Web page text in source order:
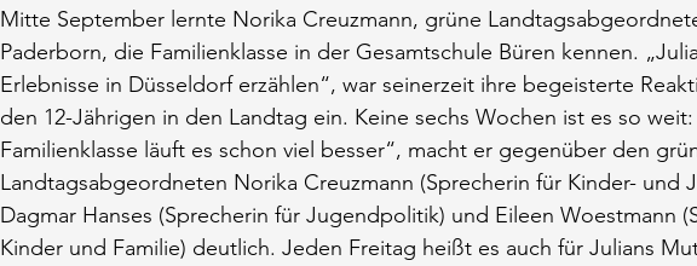
Mitte September lernte Norika Creuzmann, grüne
Paderborn, die Familienklasse in der Gesamtschule Büren kennen.
Erlebnisse in Düsseldorf erzählen“, war seinerzeit ihre begeisterte
den 12-Jährigen in den Landtag ein. Keine sechs Wochen ist es so
Familienklasse läuft es schon viel besser“, macht er gegenüber den
Landtagsabgeordneten Norika Creuzmann (Sprecherin für Kinder- und
Dagmar Hanses (Sprecherin für Jugendpolitik) und Eileen Woestmann
Kinder und Familie) deutlich. Jeden Freitag heißt es auch für Julians